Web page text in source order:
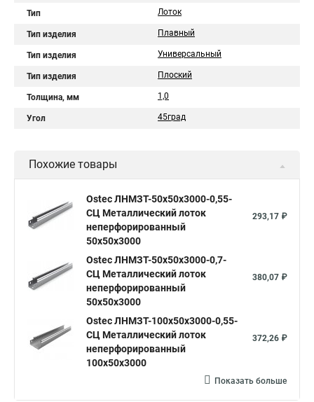
Тип Лоток
Тип изделия Плавный
Тип изделия Универсальный
Тип изделия Плоский
Толщина, мм 1,0
Угол 45град
Похожие товары
Ostec ЛНМЗТ-50х50х3000-0,55-
СЦ Металлический лоток
неперфорированный
50х50х3000
293,17 ₽
Ostec ЛНМЗТ-50х50х3000-0,7-
СЦ Металлический лоток
неперфорированный
50х50х3000
380,07 ₽
Ostec ЛНМЗТ-100х50х3000-0,55-
СЦ Металлический лоток
неперфорированный
100х50х3000
372,26 ₽
Показать больше